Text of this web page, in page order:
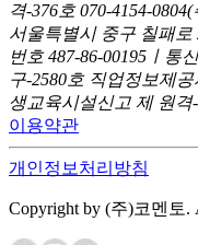
격-376호 070-4154-0804(
서울특별시 중구 칠패
번호 487-86-00195ㅣ통
구-2580호 직업정보제공
생교육시설신고 제 원격
이용약관
개인정보처리방침
Copyright by (주)코멘토.